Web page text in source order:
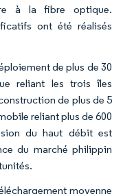
à la fibre optique.
ont été réalisés
de plus de 30
reliant les trois îles
de plus de 5
reliant plus de 600
du haut débit est
du marché philippin
moyenne